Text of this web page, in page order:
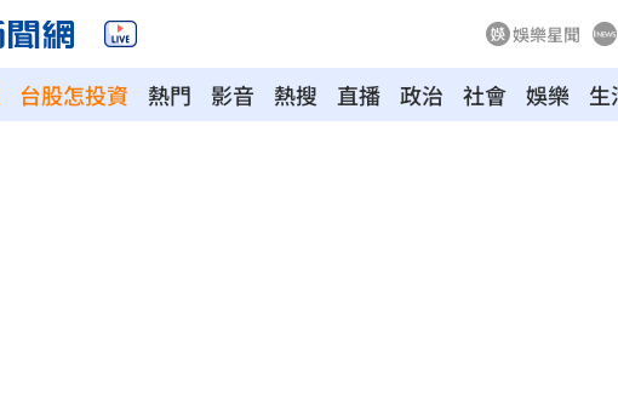
娛樂星聞
台股怎投資 熱門 影音 熱搜 直播 政治 社會 娛樂 生